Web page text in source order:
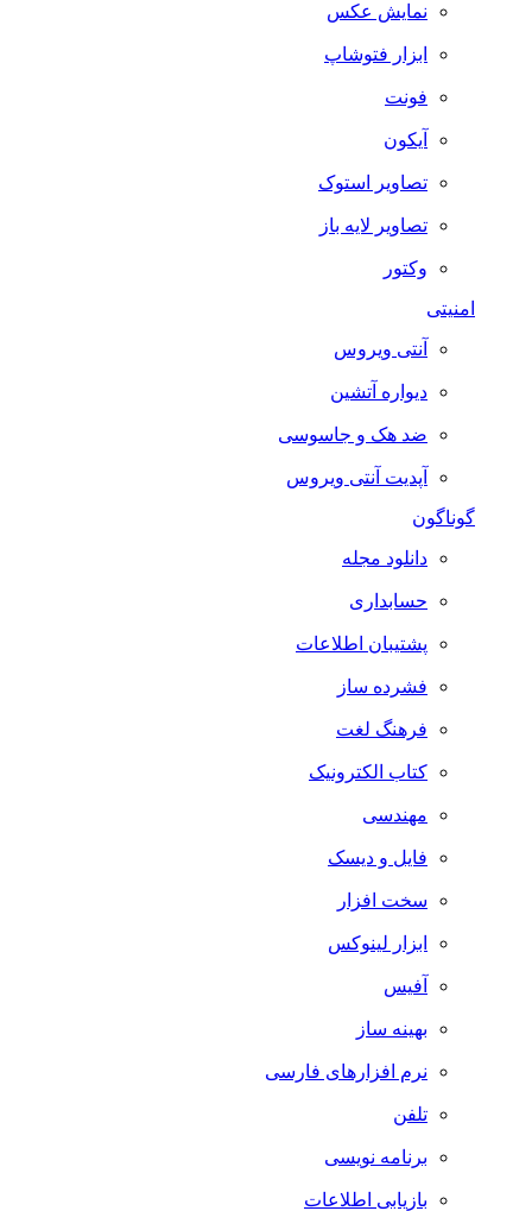
نمایش عکس
ابزار فتوشاپ
فونت
آیکون
تصاویر استوک
تصاویر لایه باز
وکتور
امنیتی
آنتی ویروس
دیواره آتشین
ضد هک و جاسوسی
آپدیت آنتی ویروس
گوناگون
دانلود مجله
حسابداری
پشتیبان اطلاعات
فشرده ساز
فرهنگ لغت
کتاب الکترونیک
مهندسی
فایل و دیسک
سخت افزار
ابزار لینوکس
آفیس
بهینه ساز
نرم افزارهای فارسی
تلفن
برنامه نویسی
بازیابی اطلاعات